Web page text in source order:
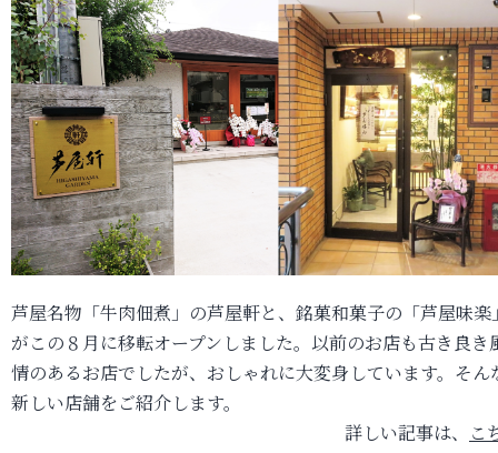
芦屋名物「牛肉佃煮」の芦屋軒と、銘菓和菓子の「芦屋味楽
がこの８月に移転オープンしました。以前のお店も古き良き
情のあるお店でしたが、おしゃれに大変身しています。そん
新しい店舗をご紹介します。
詳しい記事は、
こ